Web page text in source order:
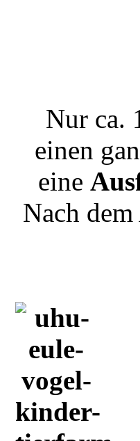
Nur ca.
einen
eine
Nach